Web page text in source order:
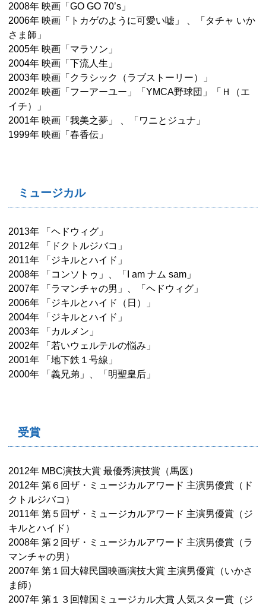
2008年 映画「GO GO 70’s」
2006年 映画「トカゲのように可愛い嘘」 、「タチャ いか
さま師」
2005年 映画「マラソン」
2004年 映画「下流人生」
2003年 映画「クラシック（ラブストーリー）」
2002年 映画「フーアーユー」「YMCA野球団」「Ｈ（エ
イチ）」
2001年 映画「我美之夢」 、「ワニとジュナ」
1999年 映画「春香伝」
ミュージカル
2013年 「ヘドウィグ」
2012年 「ドクトルジバコ」
2011年 「ジキルとハイド」
2008年 「コンソトゥ」、「I am ナム sam」
2007年 「ラマンチャの男」、「ヘドウィグ」
2006年 「ジキルとハイド（日）」
2004年 「ジキルとハイド」
2003年 「カルメン」
2002年 「若いウェルテルの悩み」
2001年 「地下鉄１号線」
2000年 「義兄弟」、「明聖皇后」
受賞
2012年 MBC演技大賞 最優秀演技賞（馬医）
2012年 第６回ザ・ミュージカルアワード 主演男優賞（ド
クトルジバコ）
2011年 第５回ザ・ミュージカルアワード 主演男優賞（ジ
キルとハイド）
2008年 第２回ザ・ミュージカルアワード 主演男優賞（ラ
マンチャの男）
2007年 第１回大韓民国映画演技大賞 主演男優賞（いかさ
ま師）
2007年 第１３回韓国ミュージカル大賞 人気スター賞（ジ